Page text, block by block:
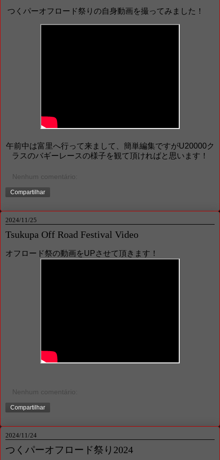
つくパーオフロード祭りの自身動画を撮ってみました！
午前中は富里へ行って来まして、簡単編集ですがU20000ク
ラスのバギーレースの様子を観て頂ければと思います！
Nenhum comentário:
Compartilhar
2024/11/25
Tsukupa Off Road Festival Video
オフロード祭の動画をUPさせて頂きます！
Nenhum comentário:
Compartilhar
2024/11/24
つくパーオフロード祭り2024